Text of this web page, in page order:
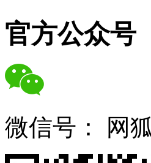
官方公众号
微信号： 网